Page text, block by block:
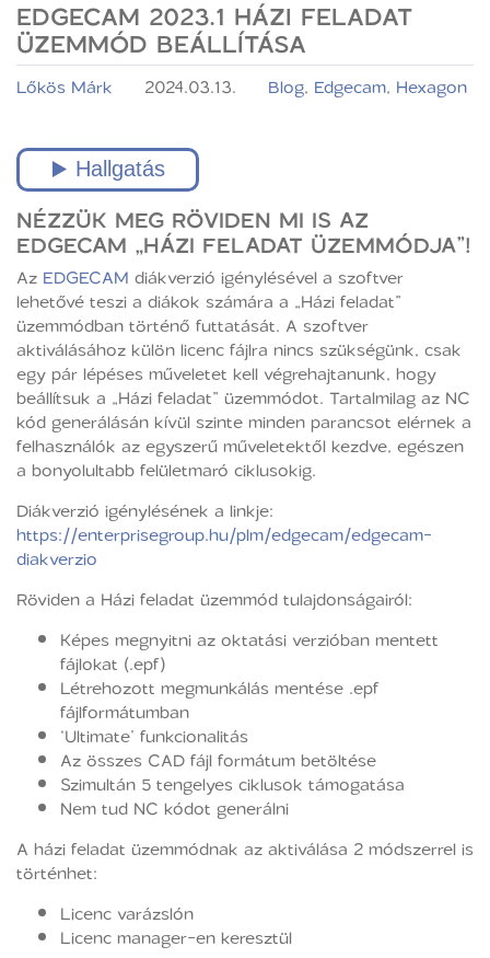
EDGECAM 2023.1 HÁZI FELADAT
ÜZEMMÓD BEÁLLÍTÁSA
Lőkös Márk 2024.03.13. Blog, Edgecam, Hexagon
NÉZZÜK MEG RÖVIDEN MI IS AZ
EDGECAM „HÁZI FELADAT ÜZEMMÓDJA”!
Az EDGECAM diákverzió igénylésével a szoftver
lehetővé teszi a diákok számára a „Házi feladat”
üzemmódban történő futtatását. A szoftver
aktiválásához külön licenc fájlra nincs szükségünk, csak
egy pár lépéses műveletet kell végrehajtanunk, hogy
beállítsuk a „Házi feladat” üzemmódot. Tartalmilag az NC
kód generálásán kívül szinte minden parancsot elérnek a
felhasználók az egyszerű műveletektől kezdve, egészen
a bonyolultabb felületmaró ciklusokig.
Diákverzió igénylésének a linkje:
https://enterprisegroup.hu/plm/edgecam/edgecam-
diakverzio
Röviden a Házi feladat üzemmód tulajdonságairól:
Képes megnyitni az oktatási verzióban mentett
fájlokat (.epf)
Létrehozott megmunkálás mentése .epf
fájlformátumban
‘Ultimate’ funkcionalitás
Az összes CAD fájl formátum betöltése
Szimultán 5 tengelyes ciklusok támogatása
Nem tud NC kódot generálni
A házi feladat üzemmódnak az aktiválása 2 módszerrel is
történhet:
Licenc varázslón
Licenc manager-en keresztül